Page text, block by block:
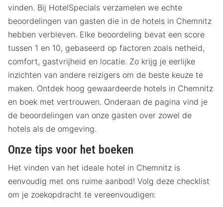
vinden. Bij HotelSpecials verzamelen we echte
beoordelingen van gasten die in de hotels in Chemnitz
hebben verbleven. Elke beoordeling bevat een score
tussen 1 en 10, gebaseerd op factoren zoals netheid,
comfort, gastvrijheid en locatie. Zo krijg je eerlijke
inzichten van andere reizigers om de beste keuze te
maken. Ontdek hoog gewaardeerde hotels in Chemnitz
en boek met vertrouwen. Onderaan de pagina vind je
de beoordelingen van onze gasten over zowel de
hotels als de omgeving.
Onze tips voor het boeken
Het vinden van het ideale hotel in Chemnitz is
eenvoudig met ons ruime aanbod! Volg deze checklist
om je zoekopdracht te vereenvoudigen: